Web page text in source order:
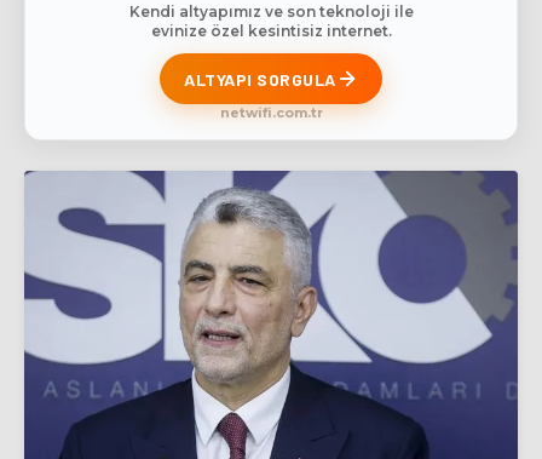
Kendi altyapımız ve son teknoloji ile
evinize özel kesintisiz internet.
ALTYAPI SORGULA
netwifi.com.tr